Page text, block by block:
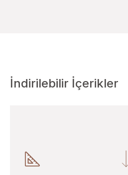
İndirilebilir İçerikler